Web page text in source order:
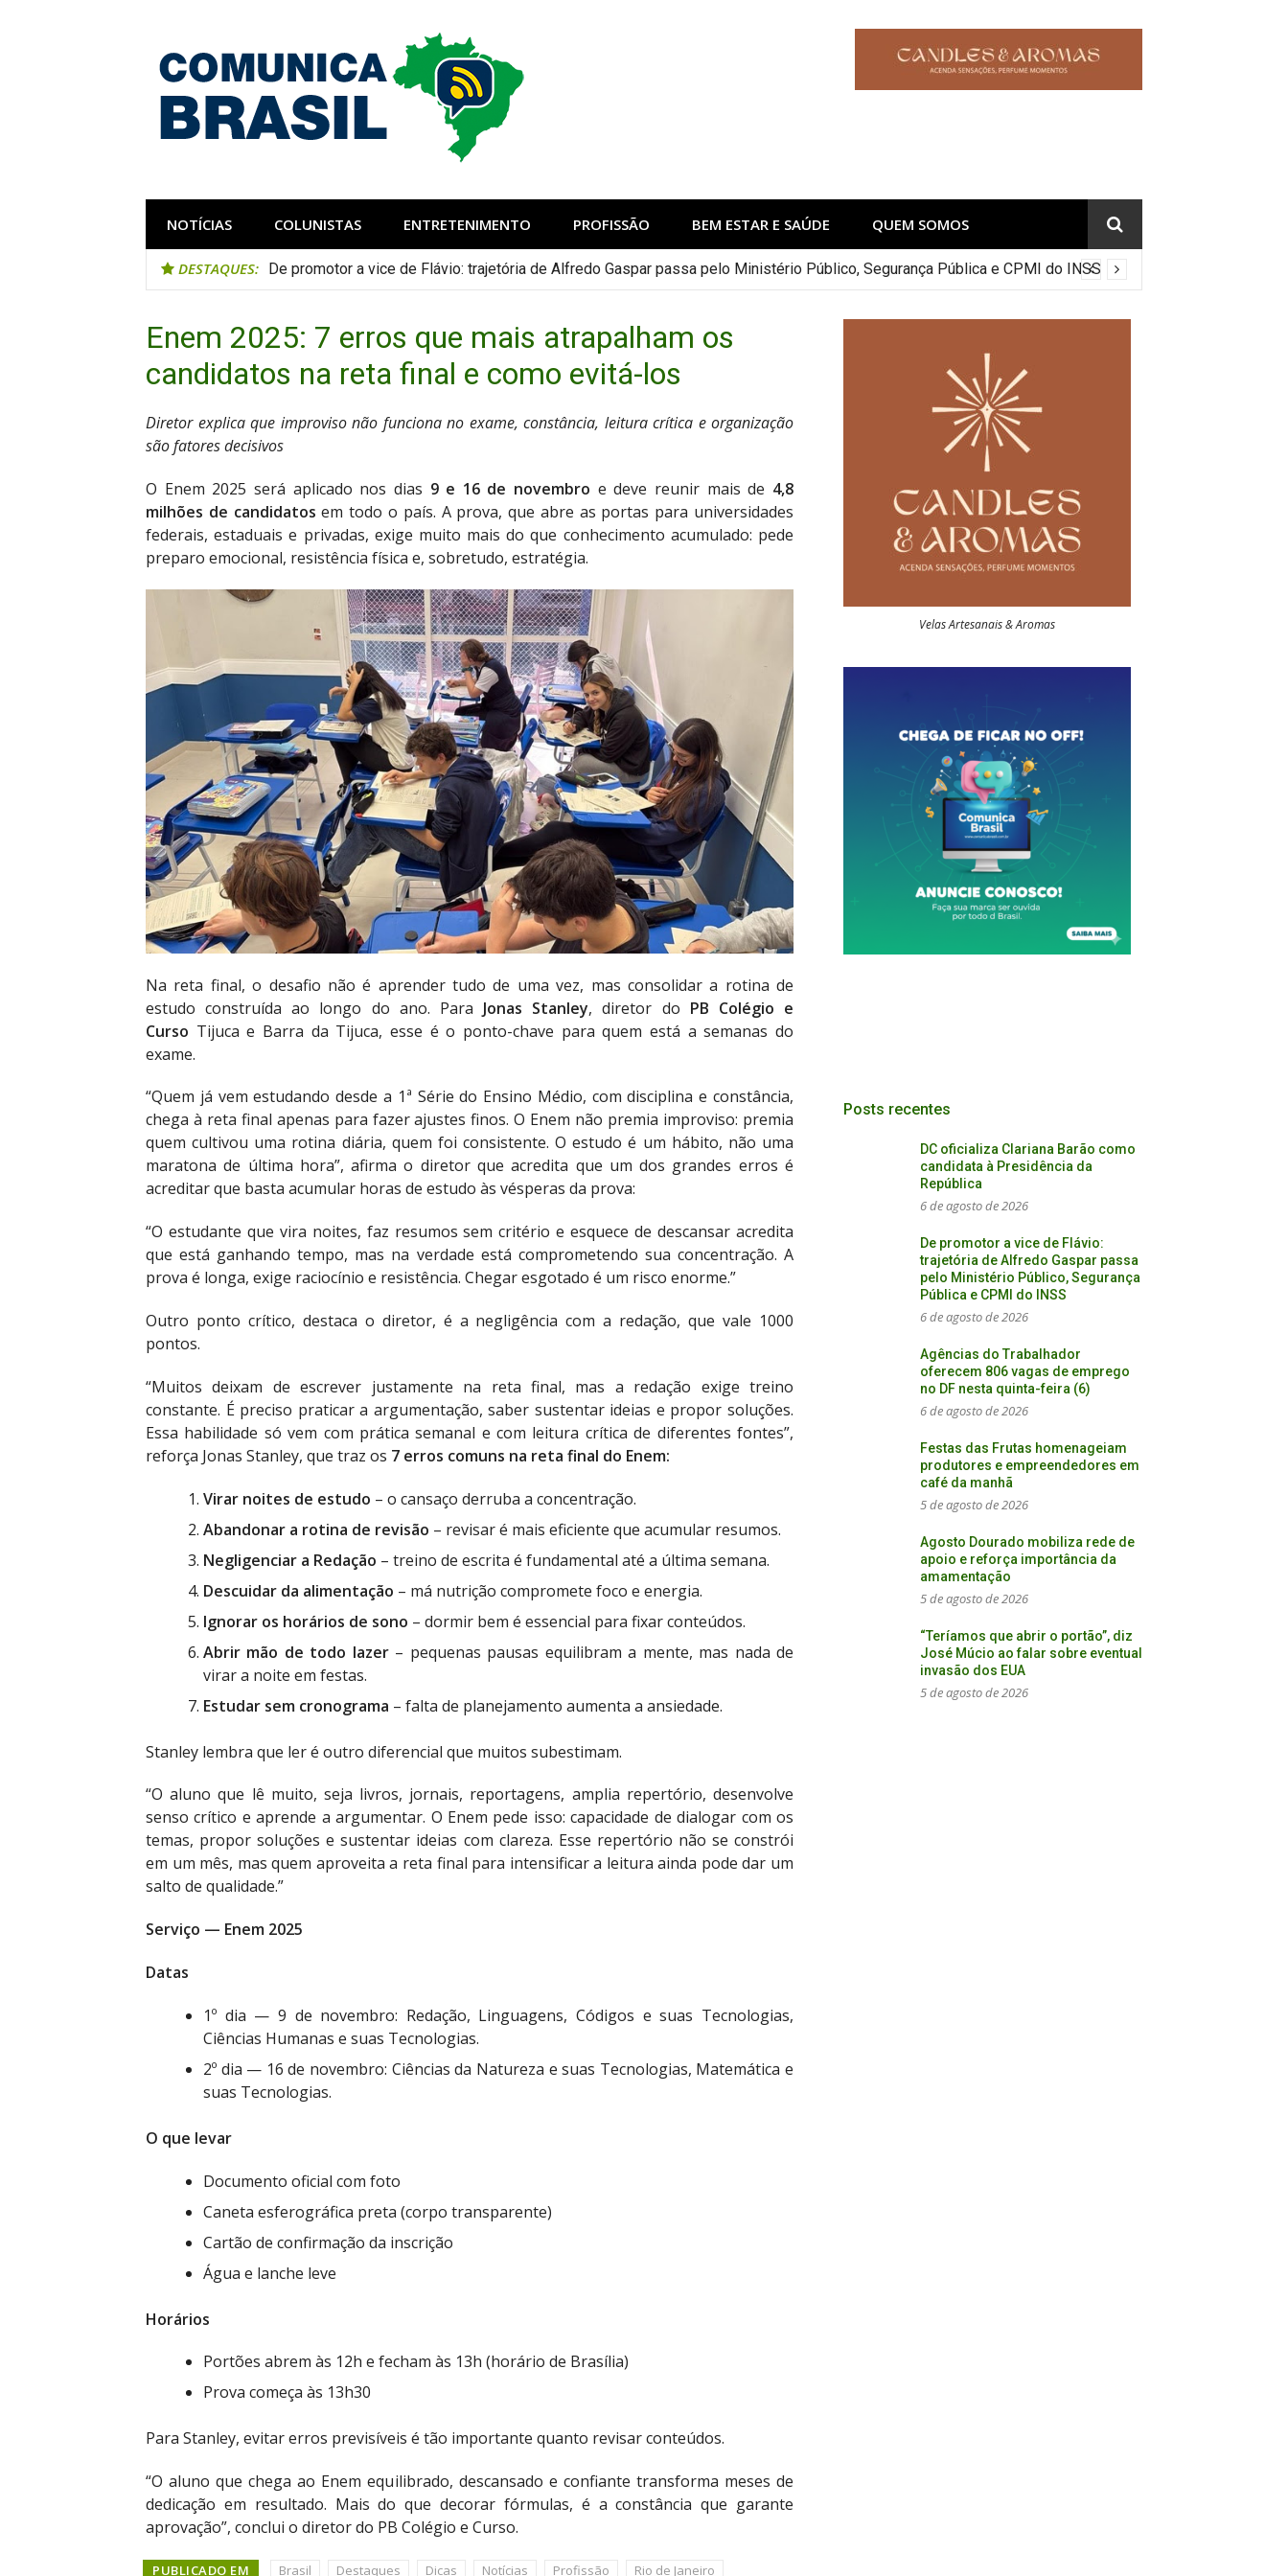
Comunica Brasil
NOTÍCIAS COLUNISTAS ENTRETENIMENTO PROFISSÃO BEM ESTAR E SAÚDE QUEM SOMOS
DESTAQUES: De promotor a vice de Flávio: trajetória de Alfredo Gaspar passa pelo Ministério Público, Segurança Pública e CPMI do INSS
Enem 2025: 7 erros que mais atrapalham os
candidatos na reta final e como evitá-los
Diretor explica que improviso não funciona no exame, constância, leitura crítica e organização
são fatores decisivos
O Enem 2025 será aplicado nos dias 9 e 16 de novembro e deve reunir mais de 4,8
milhões de candidatos em todo o país. A prova, que abre as portas para universidades
federais, estaduais e privadas, exige muito mais do que conhecimento acumulado: pede
preparo emocional, resistência física e, sobretudo, estratégia.
Na reta final, o desafio não é aprender tudo de uma vez, mas consolidar a rotina de
estudo construída ao longo do ano. Para Jonas Stanley, diretor do PB Colégio e
Curso Tijuca e Barra da Tijuca, esse é o ponto-chave para quem está a semanas do
exame.
“Quem já vem estudando desde a 1ª Série do Ensino Médio, com disciplina e constância,
chega à reta final apenas para fazer ajustes finos. O Enem não premia improviso: premia
quem cultivou uma rotina diária, quem foi consistente. O estudo é um hábito, não uma
maratona de última hora”, afirma o diretor que acredita que um dos grandes erros é
acreditar que basta acumular horas de estudo às vésperas da prova:
“O estudante que vira noites, faz resumos sem critério e esquece de descansar acredita
que está ganhando tempo, mas na verdade está comprometendo sua concentração. A
prova é longa, exige raciocínio e resistência. Chegar esgotado é um risco enorme.”
Outro ponto crítico, destaca o diretor, é a negligência com a redação, que vale 1000
pontos.
“Muitos deixam de escrever justamente na reta final, mas a redação exige treino
constante. É preciso praticar a argumentação, saber sustentar ideias e propor soluções.
Essa habilidade só vem com prática semanal e com leitura crítica de diferentes fontes”,
reforça Jonas Stanley, que traz os 7 erros comuns na reta final do Enem:
Virar noites de estudo – o cansaço derruba a concentração.
Abandonar a rotina de revisão – revisar é mais eficiente que acumular resumos.
Negligenciar a Redação – treino de escrita é fundamental até a última semana.
Descuidar da alimentação – má nutrição compromete foco e energia.
Ignorar os horários de sono – dormir bem é essencial para fixar conteúdos.
Abrir mão de todo lazer– pequenas pausas equilibram a mente, mas nada de
virar a noite em festas.
Estudar sem cronograma – falta de planejamento aumenta a ansiedade.
Stanley lembra que ler é outro diferencial que muitos subestimam.
“O aluno que lê muito, seja livros, jornais, reportagens, amplia repertório, desenvolve
senso crítico e aprende a argumentar. O Enem pede isso: capacidade de dialogar com os
temas, propor soluções e sustentar ideias com clareza. Esse repertório não se constrói
em um mês, mas quem aproveita a reta final para intensificar a leitura ainda pode dar um
salto de qualidade.”
Serviço — Enem 2025
Datas
1º dia — 9 de novembro: Redação, Linguagens, Códigos e suas Tecnologias,
Ciências Humanas e suas Tecnologias.
2º dia — 16 de novembro: Ciências da Natureza e suas Tecnologias, Matemática e
suas Tecnologias.
O que levar
Documento oficial com foto
Caneta esferográfica preta (corpo transparente)
Cartão de confirmação da inscrição
Água e lanche leve
Horários
Portões abrem às 12h e fecham às 13h (horário de Brasília)
Prova começa às 13h30
Para Stanley, evitar erros previsíveis é tão importante quanto revisar conteúdos.
“O aluno que chega ao Enem equilibrado, descansado e confiante transforma meses de
dedicação em resultado. Mais do que decorar fórmulas, é a constância que garante
aprovação”, conclui o diretor do PB Colégio e Curso.
PUBLICADO EM Brasil Destaques Dicas Notícias Profissão Rio de Janeiro
Velas Artesanais & Aromas
Posts recentes
DC oficializa Clariana Barão como
candidata à Presidência da
República
6 de agosto de 2026
De promotor a vice de Flávio:
trajetória de Alfredo Gaspar passa
pelo Ministério Público, Segurança
Pública e CPMI do INSS
6 de agosto de 2026
Agências do Trabalhador
oferecem 806 vagas de emprego
no DF nesta quinta-feira (6)
6 de agosto de 2026
Festas das Frutas homenageiam
produtores e empreendedores em
café da manhã
5 de agosto de 2026
Agosto Dourado mobiliza rede de
apoio e reforça importância da
amamentação
5 de agosto de 2026
“Teríamos que abrir o portão”, diz
José Múcio ao falar sobre eventual
invasão dos EUA
5 de agosto de 2026